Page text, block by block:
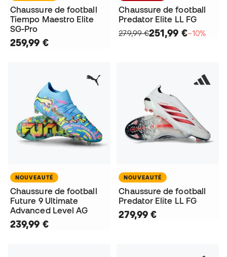
Chaussure de football
Tiempo Maestro Elite
SG-Pro
259,99 €
Chaussure de football
Predator Elite LL FG
279,99 €251,99 €−10%
NOUVEAUTÉ
Chaussure de football
Future 9 Ultimate
Advanced Level AG
239,99 €
NOUVEAUTÉ
Chaussure de football
Predator Elite LL FG
279,99 €